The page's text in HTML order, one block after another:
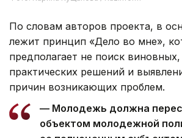
По словам авторов проекта, в
лежит принцип «Дело во мне»,
предполагает не поиск
практических решений и
причин возникающих проблем.
— Молодежь должна
объектом молодежной